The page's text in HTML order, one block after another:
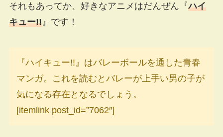
それもあってか、好きなアニメはだんぜん『ハイ
キュー!!』です！
『ハイキュー!!』はバレーボールを通した青春
マンガ。これを読むとバレーが上手い男の子が
気になる存在となるでしょう。
[itemlink post_id=”7062″]